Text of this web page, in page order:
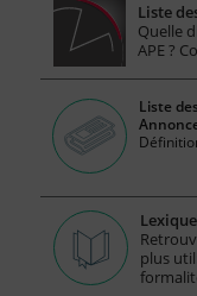
Liste
Quelle
APE ?
Liste
plus